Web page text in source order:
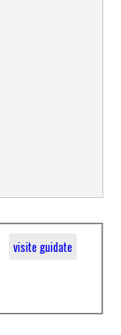
visite guidate